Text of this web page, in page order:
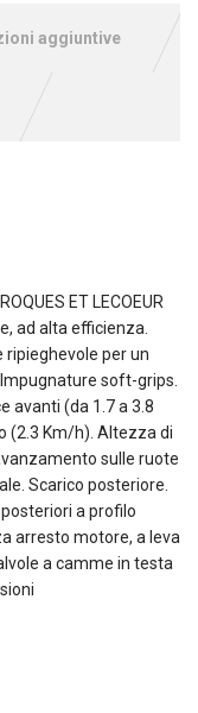
aggiuntive
ET LECOEUR
ad alta efficienza.
ripieghevole per un
soft-grips.
avanti (da 1.7 a 3.8
(2.3 Km/h). Altezza di
sulle ruote
Scarico posteriore.
a profilo
arresto motore, a leva
a camme in testa